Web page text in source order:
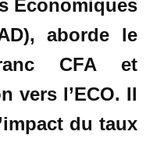
Économiques
aborde le
CFA et
vers l’ECO. Il
du taux